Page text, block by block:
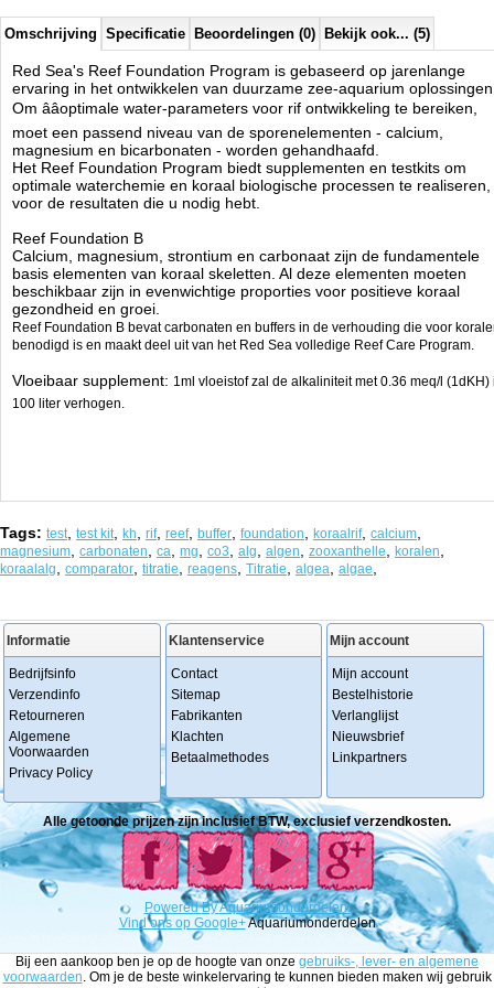
Omschrijving Specificatie Beoordelingen (0) Bekijk ook... (5)
Red Sea's Reef Foundation Program is gebaseerd op jarenlange
ervaring in het ontwikkelen van duurzame zee-aquarium
Om ââoptimale water-parameters voor rif ontwikkeling te bereiken,
moet een passend niveau van de sporenelementen - calcium,
magnesium en bicarbonaten - worden gehandhaafd.
Het Reef Foundation Program biedt supplementen en testkits om
optimale waterchemie en koraal biologische processen te realiseren,
voor de resultaten die u nodig hebt.
Reef Foundation B
Calcium, magnesium, strontium en carbonaat zijn de fundamentele
basis elementen van koraal skeletten. Al deze elementen moeten
beschikbaar zijn in evenwichtige proporties voor positieve koraal
gezondheid en groei.
Reef Foundation B bevat carbonaten en buffers in de verhouding die voor
benodigd is en maakt deel uit van het Red Sea volledige Reef Care Program.
Vloeibaar supplement: 1ml vloeistof zal de alkaliniteit met 0.36 meq/l (1dKH)
100 liter verhogen.
Tags: test test kit kh rif, reef, buffer foundation koraalrif, calcium
magnesium carbonaten ca mg co3 alg algen zooxanthelle koralen
koraalalg comparator titratie reagens Titratie algea algae
Informatie
Bedrijfsinfo
Verzendinfo
Retourneren
Algemene
Voorwaarden
Privacy Policy
Klantenservice
Contact
Sitemap
Fabrikanten
Klachten
Betaalmethodes
Mijn account
Mijn account
Bestelhistorie
Verlanglijst
Nieuwsbrief
Linkpartners
Alle getoonde prijzen zijn inclusief BTW, exclusief verzendkosten.
PoweredByAquariumonderdelen.
Vind ons op Google+Aquariumonderdelen
Bij een aankoop ben je op de hoogte van onze gebruiks-, lever- en algemene
voorwaarden. Om je de beste winkelervaring te kunnen bieden maken wij gebruik